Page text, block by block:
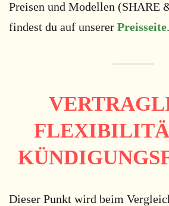
Preisen und Modellen (SHARE
findest du auf unserer Preisseite.
Dieser Punkt wird beim